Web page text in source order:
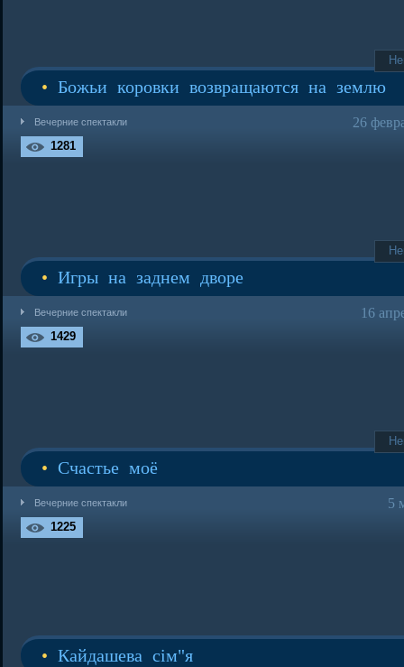
• Божьи коровки возвращаются на землю
26
Вечерние спектакли
1281
• Игры на заднем дворе
16
Вечерние спектакли
1429
• Счастье моё
5
Вечерние спектакли
1225
• Кайдашева сiм"я